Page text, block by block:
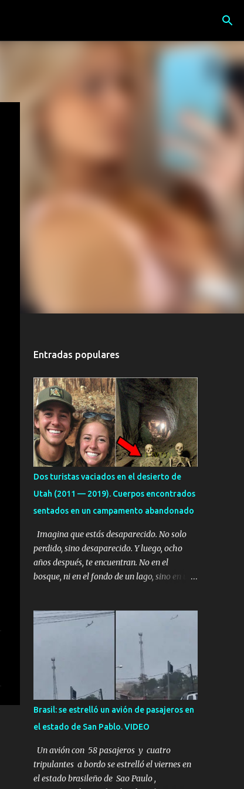
Entradas populares
Dos turistas vaciados en el desierto de
Utah (2011 — 2019). Cuerpos encontrados
sentados en un campamento abandonado
Imagina que estás desaparecido. No solo
perdido, sino desaparecido. Y luego, ocho
años después, te encuentran. No en el
bosque, ni en el fondo de un lago, sino en una
querido. Parece que simplemente te has
quedado dormido, pero estás muerto, con los
huesos de las piernas rotos. Esta no es una
historia de monstruos de película. Esta es la
historia real de Sarah y Andrew. Es la
historia de cómo un viaje de tres días al
desierto se convirtió en un misterio de ocho
años, cuya respuesta resultó ser más
aterradora de lo que nadie podría haber
imaginado. Esta historia comenzó en 2011.
Sarah y Andrew eran una pareja normal de
Colorado. Ella tenía 26 años. Él, 28. No eran
Brasil: se estrelló un avión de pasajeros en
el estado de San Pablo. VIDEO
Un avión con 58 pasajeros y cuatro
tripulantes a bordo se estrelló el viernes en
el estado brasileño de Sao Paulo ,